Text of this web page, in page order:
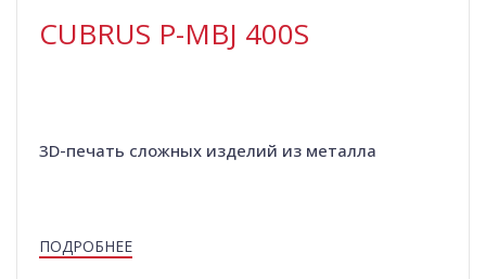
CUBRUS P-MBJ 400S
3D-печать сложных изделий из металла
ПОДРОБНЕЕ